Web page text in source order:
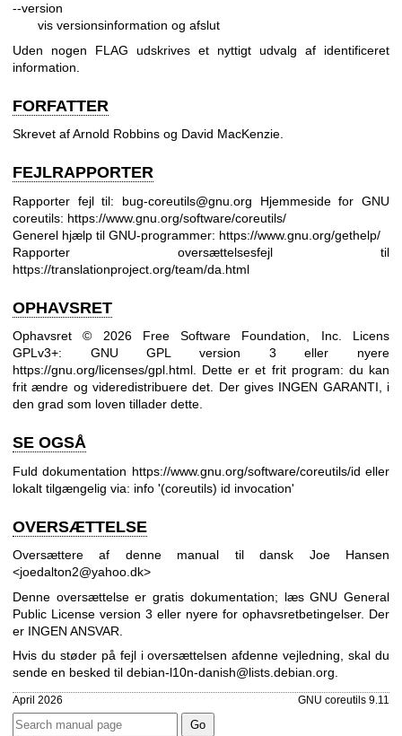
--version
vis versionsinformation og afslut
Uden nogen FLAG udskrives et nyttigt udvalg af identificeret
information.
FORFATTER
Skrevet af Arnold Robbins og David MacKenzie.
FEJLRAPPORTER
Rapporter fejl til: bug-coreutils@gnu.org Hjemmeside for GNU
coreutils: https://www.gnu.org/software/coreutils/
Generel hjælp til GNU-programmer: https://www.gnu.org/gethelp/
Rapporter oversættelsesfejl til
https://translationproject.org/team/da.html
OPHAVSRET
Ophavsret © 2026 Free Software Foundation, Inc. Licens
GPLv3+: GNU GPL version 3 eller nyere
https://gnu.org/licenses/gpl.html. Dette er et frit program: du kan
frit ændre og videredistribuere det. Der gives INGEN GARANTI, i
den grad som loven tillader dette.
SE OGSÅ
Fuld dokumentation https://www.gnu.org/software/coreutils/id eller
lokalt tilgængelig via: info '(coreutils) id invocation'
OVERSÆTTELSE
Oversættere af denne manual til dansk Joe Hansen
<joedalton2@yahoo.dk>
Denne oversættelse er gratis dokumentation; læsGNU General
Public License version 3 eller nyere for ophavsretbetingelser. Der
er INGEN ANSVAR.
Hvis du støder på fejl i oversættelsen af ​​denne vejledning, skal du
sende en besked til debian-l10n-danish@lists.debian.org
April 2026 GNU coreutils 9.11